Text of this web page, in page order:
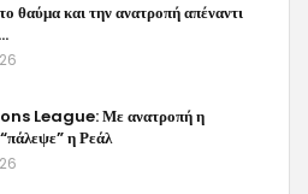
θαύμα και την ανατροπή απέναντι
League: Με ανατροπή η
η Ρεάλ